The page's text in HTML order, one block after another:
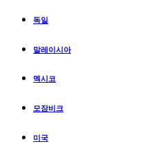
독일
말레이시아
멕시코
모잠비크
미국